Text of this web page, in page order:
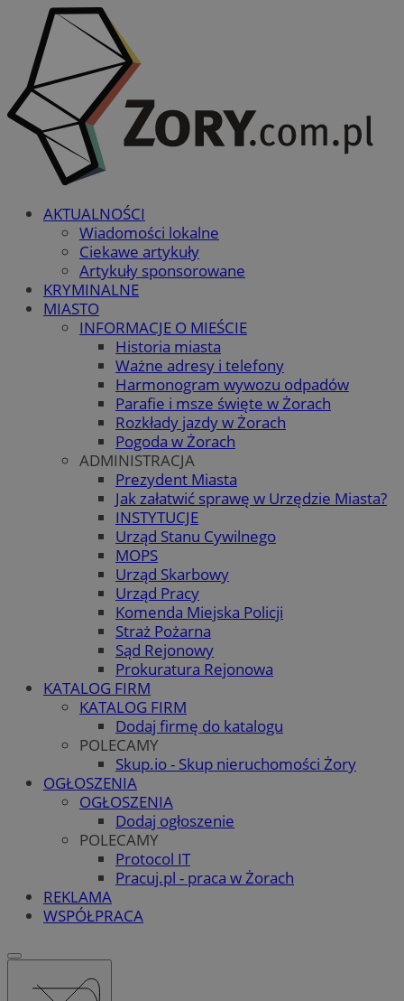
AKTUALNOŚCI
Wiadomości lokalne
Ciekawe artykuły
Artykuły sponsorowane
KRYMINALNE
MIASTO
INFORMACJE O MIEŚCIE
Historia miasta
Ważne adresy i telefony
Harmonogram wywozu odpadów
Parafie i msze święte w Żorach
Rozkłady jazdy w Żorach
Pogoda w Żorach
ADMINISTRACJA
Prezydent Miasta
Jak załatwić sprawę w Urzędzie Miasta?
INSTYTUCJE
Urząd Stanu Cywilnego
MOPS
Urząd Skarbowy
Urząd Pracy
Komenda Miejska Policji
Straż Pożarna
Sąd Rejonowy
Prokuratura Rejonowa
KATALOG FIRM
KATALOG FIRM
Dodaj firmę do katalogu
POLECAMY
Skup.io - Skup nieruchomości Żory
OGŁOSZENIA
OGŁOSZENIA
Dodaj ogłoszenie
POLECAMY
Protocol IT
Pracuj.pl - praca w Żorach
REKLAMA
WSPÓŁPRACA